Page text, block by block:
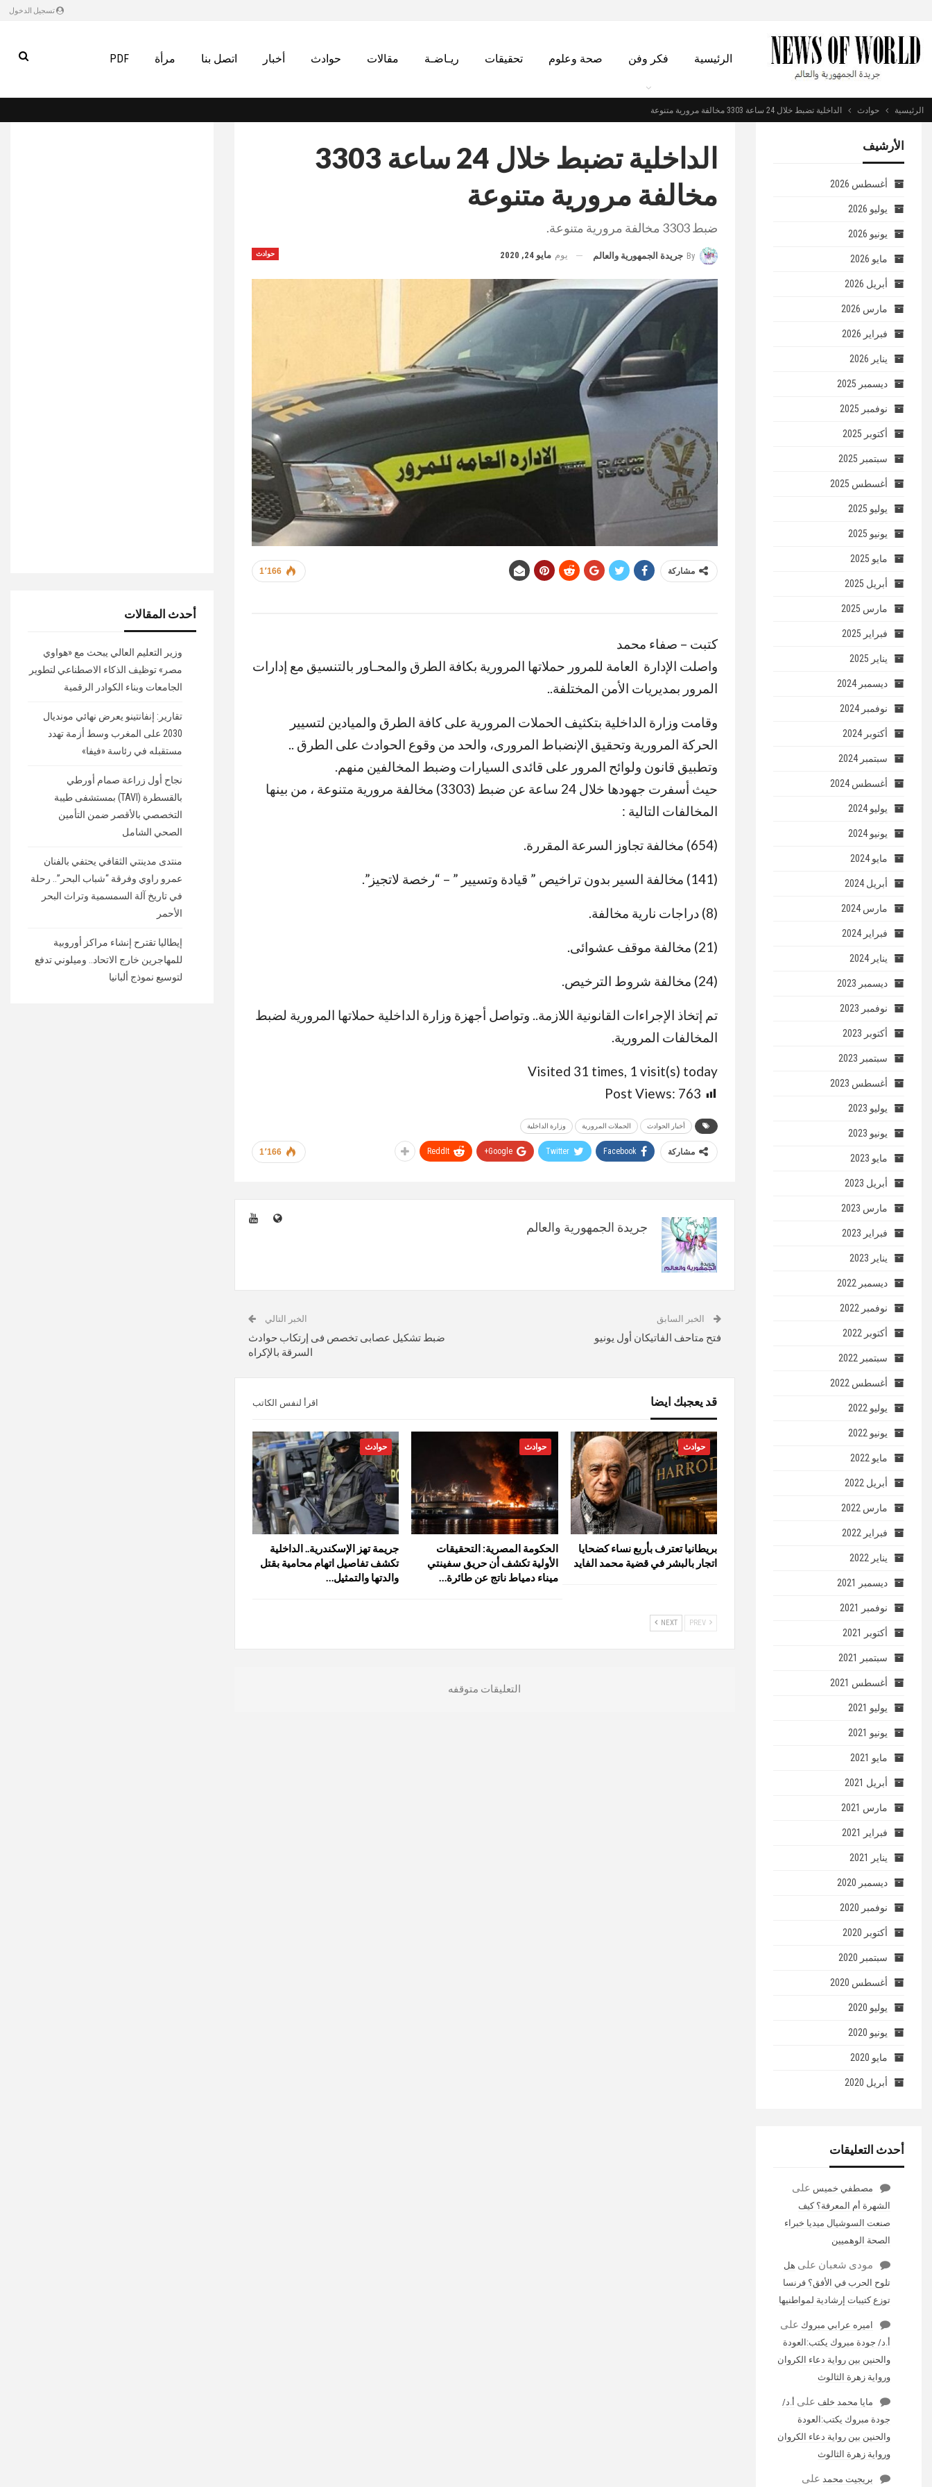
تسجيل الدخول
الرئيسية فكر وفن صحة وعلوم تحقيقات ريـاضـة مقالات حوادث أخبار اتصل بنا مرأة PDF
الرئيسية حوادث الداخلية تضبط خلال 24 ساعة 3303 مخالفة مرورية متنوعة
الداخلية تضبط خلال 24 ساعة 3303
مخالفة مرورية متنوعة
ضبط 3303 مخالفة مرورية متنوعة.
حوادث By جريدة الجمهورية والعالم يوم مايو 24, 2020
1٬166 مشاركة
كتبت – صفاء محمد
واصلت الإدارة العامة للمرور حملاتها المرورية بكافة الطرق والمحـاور بالتنسيق مع إدارات
المرور بمديريات الأمن المختلفة..
وقامت وزارة الداخلية بتكثيف الحملات المرورية على كافة الطرق والميادين لتسيير
الحركة المرورية وتحقيق الإنضباط المرورى، والحد من وقوع الحوادث على الطرق ..
وتطبيق قانون ولوائح المرور على قائدى السيارات وضبط المخالفين منهم.
حيث أسفرت جهودها خلال 24 ساعة عن ضبط (3303) مخالفة مرورية متنوعة ، من بينها
المخالفات التالية :
(654) مخالفة تجاوز السرعة المقررة.
(141) مخالفة السير بدون تراخيص ” قيادة وتسيير ” – “رخصة لاتجيز”.
(8) دراجات نارية مخالفة.
(21) مخالفة موقف عشوائى.
(24) مخالفة شروط الترخيص.
تم إتخاذ الإجراءات القانونية اللازمة.. وتواصل أجهزة وزارة الداخلية حملاتها المرورية لضبط
المخالفات المرورية.
Visited 31 times, 1 visit(s) today
Post Views: 763
أخبار الحوادث الحملات المرورية وزارة الداخلية
1٬166 مشاركة Facebook
Twitter
Google+
ReddIt
جريدة الجمهورية والعالم
الخبر السابق
فتح متاحف الفاتيكان أول يونيو
الخبر التالي
ضبط تشكيل عصابى تخصص فى إرتكاب حوادث
السرقة بالإكراه
قد يعجبك ايضا اقرأ لنفس الكاتب
حوادث
بريطانيا تعترف بأربع نساء كضحايا
اتجار بالبشر في قضية محمد الفايد
حوادث
الحكومة المصرية: التحقيقات
الأولية تكشف أن حريق سفينتي
ميناء دمياط ناتج عن طائرة…
حوادث
جريمة تهز الإسكندرية.. الداخلية
تكشف تفاصيل اتهام محامية بقتل
والدتها والتمثيل…
NEXT
التعليقات متوقفه
أحدث المقالات
وزير التعليم العالي يبحث مع «هواوي
مصر» توظيف الذكاء الاصطناعي لتطوير
الجامعات وبناء الكوادر الرقمية
تقارير: إنفانتينو يعرض نهائي مونديال
2030 على المغرب وسط أزمة تهدد
مستقبله في رئاسة «فيفا»
نجاح أول زراعة صمام أورطي
بالقسطرة (TAVI) بمستشفى طيبة
التخصصي بالأقصر ضمن التأمين
الصحي الشامل
منتدى مدينتي الثقافي يحتفي بالفنان
عمرو راوي وفرقة “شباب البحر”.. رحلة
في تاريخ آلة السمسمية وتراث البحر
الأحمر
إيطاليا تقترح إنشاء مراكز أوروبية
للمهاجرين خارج الاتحاد.. وميلوني تدفع
لتوسيع نموذج ألبانيا
الأرشيف
أغسطس 2026
يوليو 2026
يونيو 2026
مايو 2026
أبريل 2026
مارس 2026
فبراير 2026
يناير 2026
ديسمبر 2025
نوفمبر 2025
أكتوبر 2025
سبتمبر 2025
أغسطس 2025
يوليو 2025
يونيو 2025
مايو 2025
أبريل 2025
مارس 2025
فبراير 2025
يناير 2025
ديسمبر 2024
نوفمبر 2024
أكتوبر 2024
سبتمبر 2024
أغسطس 2024
يوليو 2024
يونيو 2024
مايو 2024
أبريل 2024
مارس 2024
فبراير 2024
يناير 2024
ديسمبر 2023
نوفمبر 2023
أكتوبر 2023
سبتمبر 2023
أغسطس 2023
يوليو 2023
يونيو 2023
مايو 2023
أبريل 2023
مارس 2023
فبراير 2023
يناير 2023
ديسمبر 2022
نوفمبر 2022
أكتوبر 2022
سبتمبر 2022
أغسطس 2022
يوليو 2022
يونيو 2022
مايو 2022
أبريل 2022
مارس 2022
فبراير 2022
يناير 2022
ديسمبر 2021
نوفمبر 2021
أكتوبر 2021
سبتمبر 2021
أغسطس 2021
يوليو 2021
يونيو 2021
مايو 2021
أبريل 2021
مارس 2021
فبراير 2021
يناير 2021
ديسمبر 2020
نوفمبر 2020
أكتوبر 2020
سبتمبر 2020
أغسطس 2020
يوليو 2020
يونيو 2020
مايو 2020
أبريل 2020
أحدث التعليقات
مصطفي خميس على
الشهرة أم المعرفة؟ كيف
صنعت السوشيال ميديا خبراء
الصحة الوهميين
مودى شعبان على هل
تلوح الحرب في الأفق؟ فرنسا
توزع كتيبات إرشادية لمواطنيها
اميره عرابي مبروك على
أ.د/ جودة مبروك يكتب:العودة
والحنين بين رواية دعاء الكروان
ورواية زهرة الثالوث
مايا محمد خلف على أ.د/
جودة مبروك يكتب:العودة
والحنين بين رواية دعاء الكروان
ورواية زهرة الثالوث
بريجيت محمدعلى